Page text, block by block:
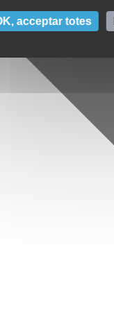
acceptar totes